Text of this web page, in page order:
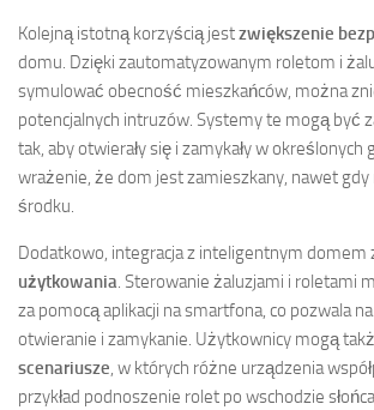
Kolejną istotną korzyścią jestzwiększenie
domu. Dzięki zautomatyzowanym roletom i
symulować obecność mieszkańców, można
potencjalnych intruzów. Systemy te mogą być
tak, aby otwierały się i zamykały w określonych
wrażenie, że dom jest zamieszkany, nawet
środku.
Dodatkowo, integracja z inteligentnym domem
użytkowania. Sterowanie żaluzjami i roletami
za pomocą aplikacji na smartfona, co pozwala
otwieranie i zamykanie. Użytkownicy mogą
scenariusze, w których różne urządzenia
przykład podnoszenie rolet po wschodzie